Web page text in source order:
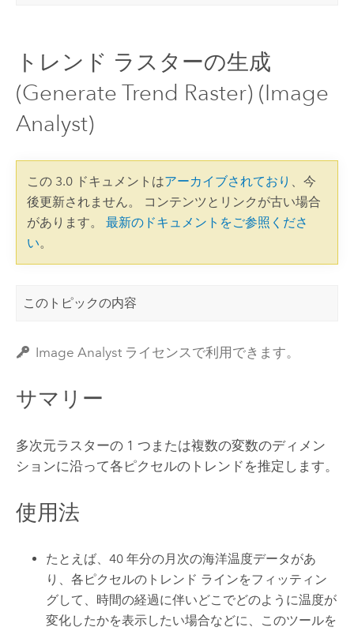
トレンド ラスターの生成
(Generate Trend Raster) (Image
Analyst)
この 3.0 ドキュメントはアーカイブされており
、今
後更新されません。 コンテンツとリンクが古い場合
があります。 最新のドキュメントをご参照くださ
い。
このトピックの内容
Image Analyst ライセンスで利用できます。
サマリー
多次元ラスターの 1 つまたは複数の変数のディメン
ションに沿って各ピクセルのトレンドを推定します。
使用法
たとえば、40 年分の月次の海洋温度データがあ
り、各ピクセルのトレンド ラインをフィッティン
グして、時間の経過に伴いどこでどのように温度が
変化したかを表示したい場合などに、このツールを